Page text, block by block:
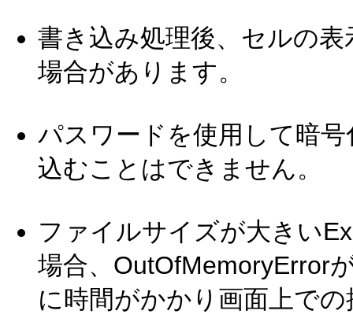
書き込み処理後、セルの
場合があります。
パスワードを使用して暗
込むことはできません。
ファイルサイズが大きい
場合、OutOfMemoryError
に時間がかかり画面上で